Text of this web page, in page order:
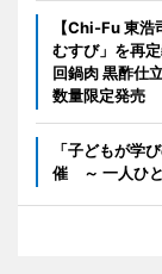
【Chi-Fu 東
むすび」を再
回鍋肉 黒酢仕
数量限定発売
「子どもが学
催 ～ 一人ひと